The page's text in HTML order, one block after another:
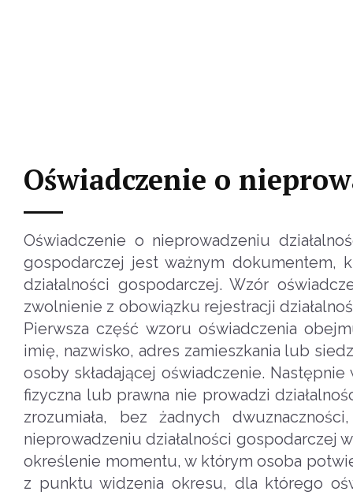
Oświadczenie o
Oświadczenie o nieprowadzeniu
gospodarczej jest ważnym dokumentem,
działalności gospodarczej. Wzór
zwolnienie z obowiązku rejestracji
Pierwsza część wzoru oświadczenia
imię, nazwisko, adres zamieszkania lub
osoby składającej oświadczenie.
fizyczna lub prawna nie prowadzi
zrozumiała, bez żadnych
nieprowadzeniu działalności gospodarczej
określenie momentu, w którym osoba
z punktu widzenia okresu, dla którego